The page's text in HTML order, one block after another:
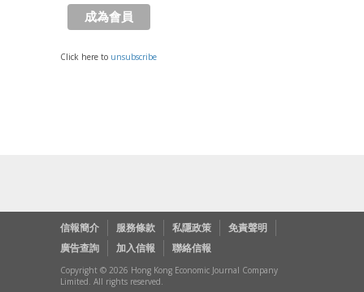
Click here to unsubscribe
信報簡介 服務條款 私隱政策
免責聲明
廣告查詢
加入信報 聯絡信報
Copyright © 2026 Hong Kong Economic Journal Company
Limited. All rights reserved.